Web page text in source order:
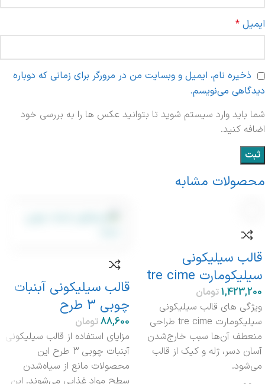
ایمیل *
ذخیره نام، ایمیل و وبسایت من در مرورگر برای زمانی که دوباره
دیدگاهی می‌نویسم.
شما باید وارد سیستم شوید تا بتوانید عکس ها را به بررسی خود
اضافه کنید.
محصولات مشابه
قالب سیلیکونی
سیلیکومارت tre cime
تومان
ویژگی های قالب سیلیکونی
سیلیکومارت tre cime طراحی
منعطف آن‌ها سبب خارج‌شدن
آسان دسر، ژله و کیک از قالب
می‌شود.
قالب سیلیکونی آبنبات
چوبی 3 طرح
تومان
مزایای استفاده از قالب سیلیکونی
آبنبات چوبی 3 طرح این
محصولات مانع از سیاه‌شدن
سطح مواد غذایی می‌شوند. این